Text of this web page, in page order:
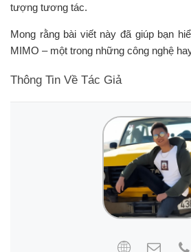
tượng tương tác.
Mong rằng bài viết này đã giúp bạn
MIMO – một trong những công nghệ
Thông Tin Về Tác Giả